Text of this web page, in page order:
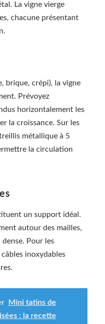
La vigne vierge
chacune présentant
brique, crépi), la vigne
Prévoyez
horizontalement les
la croissance. Sur les
métallique à 5
la circulation
un support idéal.
autour des mailles,
Pour les
inoxydables
Mini tatins de
: la recette